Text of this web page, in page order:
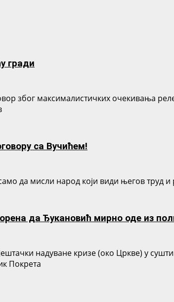
гради
због максималистичких очекивања
са Вучићем!
да мисли народ који види његов труд
да Ђукановић мирно оде из
надуване кризе (око Цркве) у
Покрета